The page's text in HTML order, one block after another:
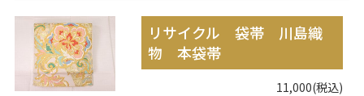
リサイクル 袋帯 川島織
物 本袋帯
11,000(税込)